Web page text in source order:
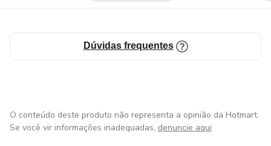
Dúvidas frequentes
O conteúdo deste produto não representa a opinião da Hotmart.
Se você vir informações inadequadas, denuncie aqui